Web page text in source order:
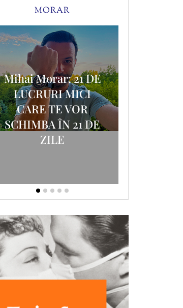
MORAR
Mihai Morar: 21 DE
LUCRURI MICI
CARE TE VOR
SCHIMBA ÎN 21 DE
ZILE